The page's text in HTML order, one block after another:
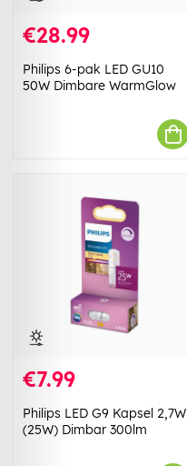
€28.99
Philips 6-pak LED GU10
50W Dimbare WarmGlow
€7.99
Philips LED G9 Kapsel 2,7W
(25W) Dimbar 300lm